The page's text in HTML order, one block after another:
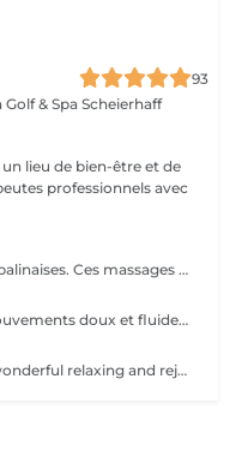
93
& Spa Scheierhaff
lieu de bien-être et de
professionnels avec
Adapté des anciennes techniques balinaises. Ces massages des tissus profonds soulagent les tensions corporelles et favorisent de meilleurs habitudes de sommeil.
Un massage du corps avec des mouvements doux et fluides. Utile pour rajeunir la peau, soulager les tensions et le stress, éclaircir l'esprit et favoriser la circulation sanguine.
This classic massage offers you a wonderful relaxing and rejuvenating experience to improve your circulation and promote relaxation by soothing your muscles.